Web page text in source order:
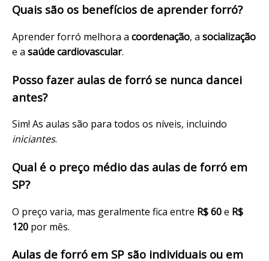
Quais são os benefícios de aprender forró?
Aprender forró melhora a coordenação, a socialização
e a saúde cardiovascular.
Posso fazer aulas de forró se nunca dancei
antes?
Sim! As aulas são para todos os níveis, incluindo
iniciantes.
Qual é o preço médio das aulas de forró em
SP?
O preço varia, mas geralmente fica entre R$ 60e R$
120 por mês.
Aulas de forró em SP são individuais ou em